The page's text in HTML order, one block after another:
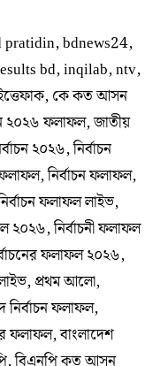
pratidin,bdnews24,
bd,inqilab,ntv,
,কে কত আসন
২০২৬ ফলাফল,জাতীয়
২০২৬,নির্বাচন
ফলাফল,নির্বাচন ফলাফল,
ফলাফল লাইভ,
২০২৬,নির্বাচনী ফলাফল
ফলাফল ২০২৬,
,প্রথম আলো,
নির্বাচন ফলাফল,
ফলাফল,বাংলাদেশ